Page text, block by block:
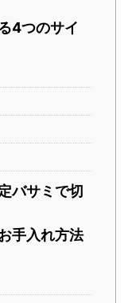
4つのサイ
バサミで切
手入れ方法